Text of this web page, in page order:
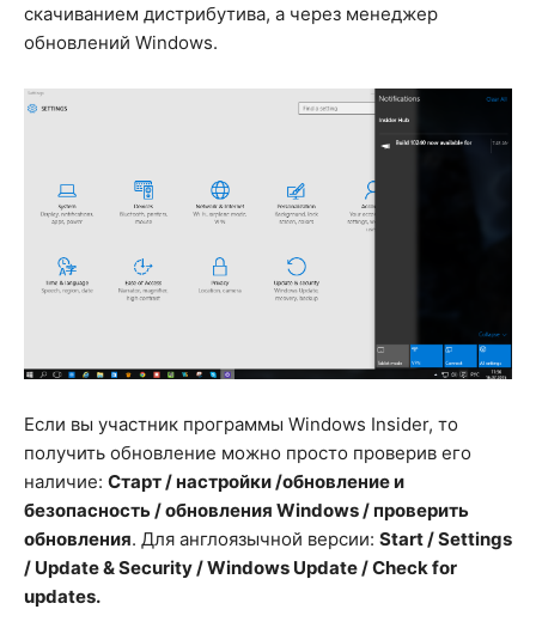
скачиванием дистрибутива, а через менеджер
обновлений Windows.
Если вы участник программы Windows Insider, то
получить обновление можно просто проверив его
наличие: Старт / настройки /обновление и
безопасность / обновления Windows / проверить
обновления. Для англоязычной версии: Start / Settings
/ Update & Security / Windows Update / Check for
updates.